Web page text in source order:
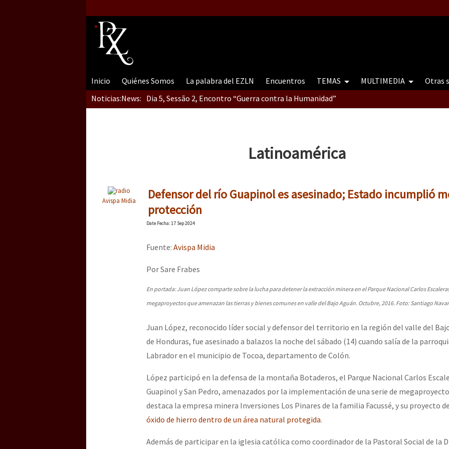
Inicio Quiénes Somos La palabra del EZLN Encuentros TEMAS MULTIMEDIA Otras
Noticias:News: Dia 5, Sessão 2, Encontro “Guerra contra la Humanidad”
Dia 3 do Encontro “Guerra contra a Humanidade”
Dia 2 do Encontro “Guerra contra a Humanidad”
[CDMX – 20 julio] Jornadas globales por la libertad de Jesús Plácido Galindo y el alto a la
“Sonhando a Terra do Bem Virá” se publica no Estado Espanhol
Se o México sabe, que o mundo saiba! Nossas lutas pela memória, a justiça e a dignidade
Latinoamérica
Avispa Midia
Defensor del río Guapinol es asesinado; Estado incumplió
protección
DateFecha: 17 Sep 2024
Fuente: Avispa Midia
Por Sare Frabes
En portada: Juan López comparte sobre la lucha para detener la extracción minera en el Parque Nacional Carlos
megaproyectos que amenazan las tierras y bienes comunes en valle del Bajo Aguán. Octubre, 2016. Foto: Santiago
Juan López, reconocido líder social y defensor del territorio en la región del valle del
de Honduras, fue asesinado a balazos la noche del sábado (14) cuando salía de la
Labrador en el municipio de Tocoa, departamento de Colón.
López participó en la defensa de la montaña Botaderos, el Parque Nacional Carlos
Guapinol y San Pedro, amenazados por la implementación de una serie de
destaca la empresa minera Inversiones Los Pinares de la familia Facussé, y su proyecto de
óxido de hierro dentro de un área natural protegida.
Además de participar en la iglesia católica como coordinador de la Pastoral Social de la